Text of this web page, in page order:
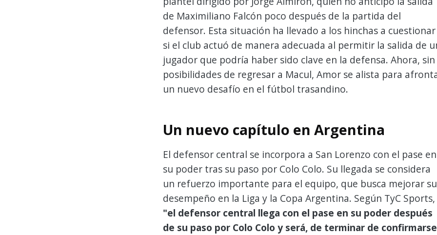
de Maximiliano Falcón poco después de la partida del
defensor. Esta situación ha llevado a los hinchas a cuestionar
si el club actuó de manera adecuada al permitir la salida de
jugador que podría haber sido clave en la defensa. Ahora, sin
posibilidades de regresar a Macul, Amor se alista para
un nuevo desafío en el fútbol trasandino.
Un nuevo capítulo en Argentina
El defensor central se incorpora a San Lorenzo con el pase en
su poder tras su paso por Colo Colo. Su llegada se considera
un refuerzo importante para el equipo, que busca mejorar su
desempeño en la Liga y la Copa Argentina. Según TyC Sports,
"el defensor central llega con el pase en su poder después
de su paso por Colo Colo y será, de terminar de